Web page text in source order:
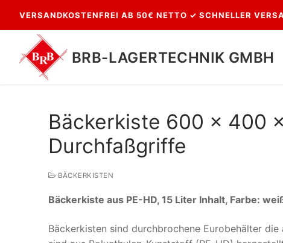
Inhalt
springen
VERSANDKOSTENFREI AB 50€ NETTO ✓ SCHNELLER
BRB-LAGERTECHNIK GMBH
nach:
Bäckerkiste 600 x 400
Durchfaßgriffe
BÄCKERKISTEN
Bäckerkiste aus PE-HD, 15 Liter Inhalt, Farbe:
Bäckerkisten sind durchbrochene Eurobehälter